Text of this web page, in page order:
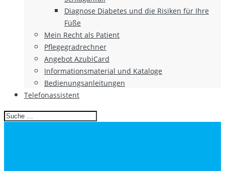
Diagnose Diabetes und die Risiken für Ihre
Füße
Mein Recht als Patient
Pflegegradrechner
Angebot AzubiCard
Informationsmaterial und Kataloge
Bedienungsanleitungen
Telefonassistent
Search